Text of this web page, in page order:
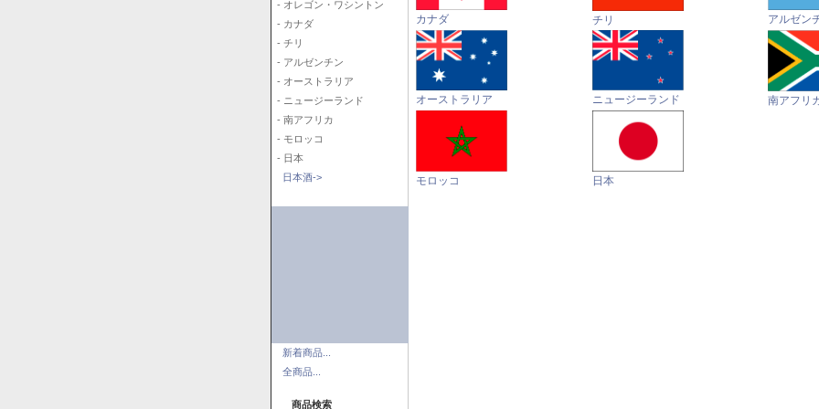
- オレゴン・ワシントン
- カナダ
- チリ
- アルゼンチン
- オーストラリア
- ニュージーランド
- 南アフリカ
- モロッコ
- 日本
日本酒->
新着商品...
全商品...
商品検索
カナダ チリ アルゼン
オーストラリア ニュージーランド 南アフリ
モロッコ 日本